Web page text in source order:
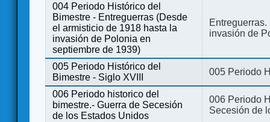
004 Periodo Histórico del
Bimestre - Entreguerras (Desde
el armisticio de 1918 hasta la
invasión de Polonia en
septiembre de 1939)
invasión de
005 Periodo Histórico del
Bimestre - Siglo XVIII
005 Periodo
006 Periodo historico del
bimestre.- Guerra de Secesión
de los Estados Unidos
006 Periodo
Secesión de